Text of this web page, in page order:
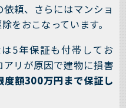
頼、さらにはマンショ
をおこなっています。
5年保証も付帯してお
リが原因で建物に損害
度額300万円まで保証し